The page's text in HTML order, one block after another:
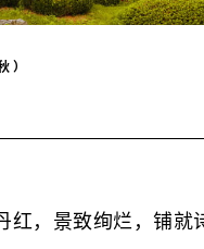
）
红，景致绚烂，铺就